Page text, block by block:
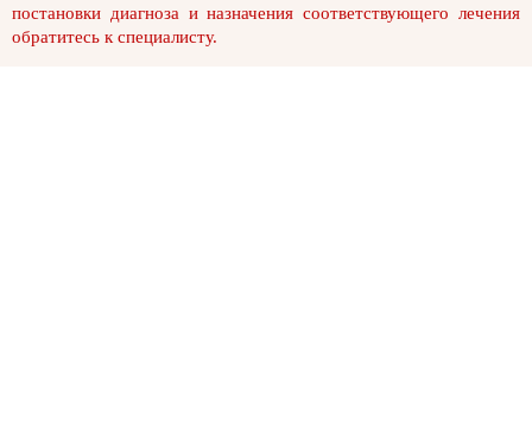
постановки диагноза и назначения соответствующего лечения
обратитесь к специалисту.